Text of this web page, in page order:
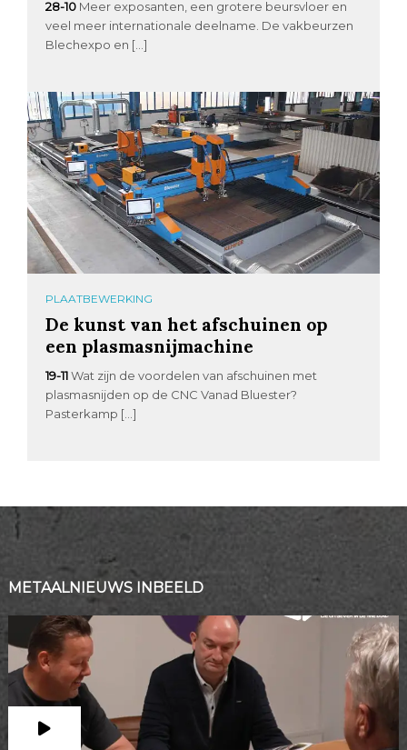
28-10 Meer exposanten, een grotere beursvloer en
veel meer internationale deelname. De vakbeurzen
Blechexpo en […]
PLAATBEWERKING
De kunst van het afschuinen op
een plasmasnijmachine
19-11 Wat zijn de voordelen van afschuinen met
plasmasnijden op de CNC Vanad Bluester?
Pasterkamp […]
METAALNIEUWS INBEELD